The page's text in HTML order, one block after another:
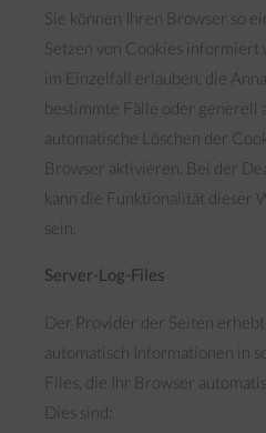
Sie können Ihren Browser so
Setzen von Cookies informiert
im Einzelfall erlauben, die
bestimmte Fälle oder generell
automatische Löschen der
Browser aktivieren. Bei der
kann die Funktionalität dieser
sein.
Server-Log-Files
Der Provider der Seiten erhebt
automatisch Informationen in
Files, die Ihr Browser
Dies sind: